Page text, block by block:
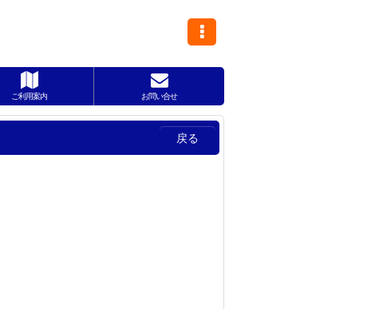
ご利用案内 お問い合せ
戻る